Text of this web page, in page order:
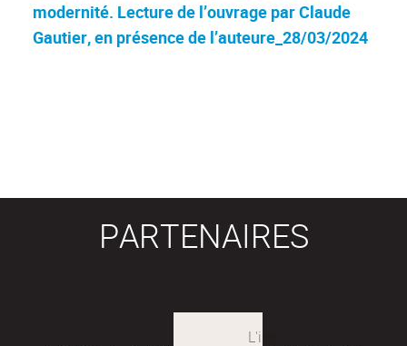
modernité. Lecture de l’ouvrage par Claude
Gautier, en présence de l’auteure_28/03/2024
PARTENAIRES